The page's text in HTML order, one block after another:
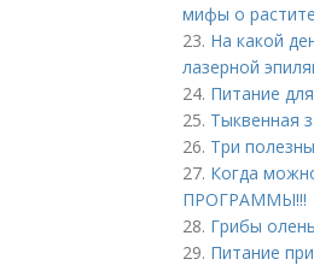
мифы о
23. На какой
лазерной
24. Питание
25. Тыквенная
26. Три
27. Когда
ПРОГРАММЫ!!!
28. Грибы
29. Питание